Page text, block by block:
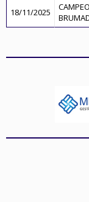
18/11/2025